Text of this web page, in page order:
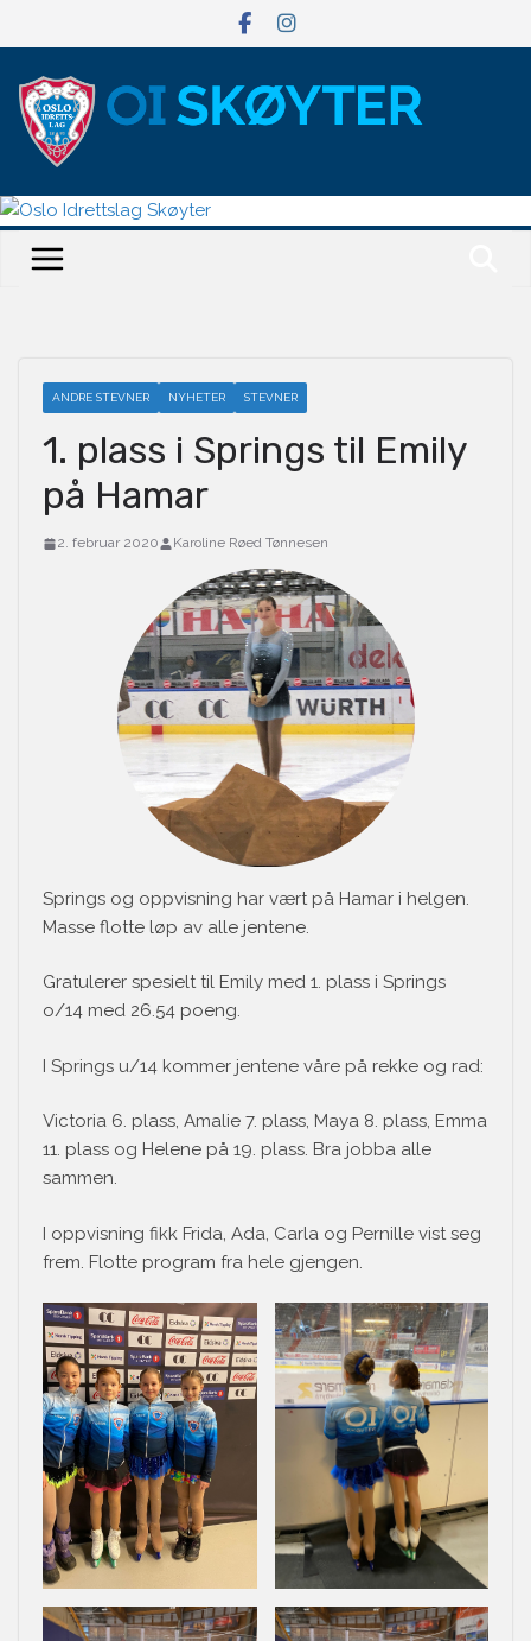
ANDRE STEVNER NYHETER STEVNER
1. plass i Springs til Emily
på Hamar
2. februar 2020 Karoline Røed Tønnesen
Springs og oppvisning har vært på Hamar i helgen.
Masse flotte løp av alle jentene.
Gratulerer spesielt til Emily med 1. plass i Springs
o/14 med 26.54 poeng.
I Springs u/14 kommer jentene våre på rekke og rad:
Victoria 6. plass, Amalie 7. plass, Maya 8. plass, Emma
11. plass og Helene på 19. plass. Bra jobba alle
sammen.
I oppvisning fikk Frida, Ada, Carla og Pernille vist seg
frem. Flotte program fra hele gjengen.